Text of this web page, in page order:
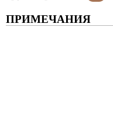
ПРИМЕЧАНИЯ